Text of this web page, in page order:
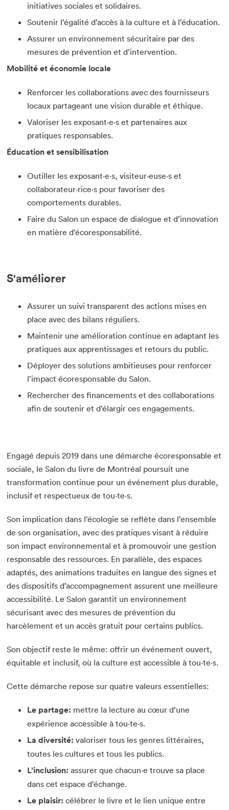
Que cherchez-vous?
initiatives sociales et solidaires.
Soutenir l’égalité d’accès à la culture et à l’éducation.
Assurer un environnement sécuritaire par des
mesures de prévention et d’intervention.
Mobilité et économie locale
Renforcer les collaborations avec des fournisseurs
locaux partageant une vision durable et éthique.
Valoriser les exposant·e·s et partenaires aux
pratiques responsables.
Éducation et sensibilisation
Outiller les exposant·e·s, visiteur·euse·s et
collaborateur·rice·s pour favoriser des
comportements durables.
Faire du Salon un espace de dialogue et d’innovation
en matière d’écoresponsabilité.
S'améliorer
Assurer un suivi transparent des actions mises en
place avec des bilans réguliers.
Maintenir une amélioration continue en adaptant les
pratiques aux apprentissages et retours du public.
Déployer des solutions ambitieuses pour renforcer
l’impact écoresponsable du Salon.
Rechercher des financements et des collaborations
afin de soutenir et d’élargir ces engagements.
Engagé depuis 2019 dans une démarche écoresponsable et
sociale, le Salon du livre de Montréal poursuit une
transformation continue pour un événement plus durable,
inclusif et respectueux de tou·te·s.
Son implication dans l’écologie se reflète dans l’ensemble
de son organisation, avec des pratiques visant à réduire
son impact environnemental et à promouvoir une gestion
responsable des ressources. En parallèle, des espaces
adaptés, des animations traduites en langue des signes et
des dispositifs d’accompagnement assurent une meilleure
accessibilité. Le Salon garantit un environnement
sécurisant avec des mesures de prévention du
harcèlement et un accès gratuit pour certains publics.
Son objectif reste le même: offrir un événement ouvert,
équitable et inclusif, où la culture est accessible à tou·te·s.
Cette démarche repose sur quatre valeurs essentielles:
Le partage: mettre la lecture au cœur d’une
expérience accessible à tou·te·s.
La diversité:valoriser tous les genres littéraires,
toutes les cultures et tous les publics.
L’inclusion: assurer que chacun·e trouve sa place
dans cet espace d’échange.
Le plaisir: célébrer le livre et le lien unique entre